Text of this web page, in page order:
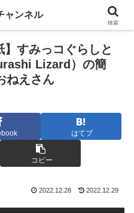
】すみっコぐらしと
Lizard）の簡
ねえさん
はてブ
コピー
2022.12.28 2022.12.29
ャンネル
検索